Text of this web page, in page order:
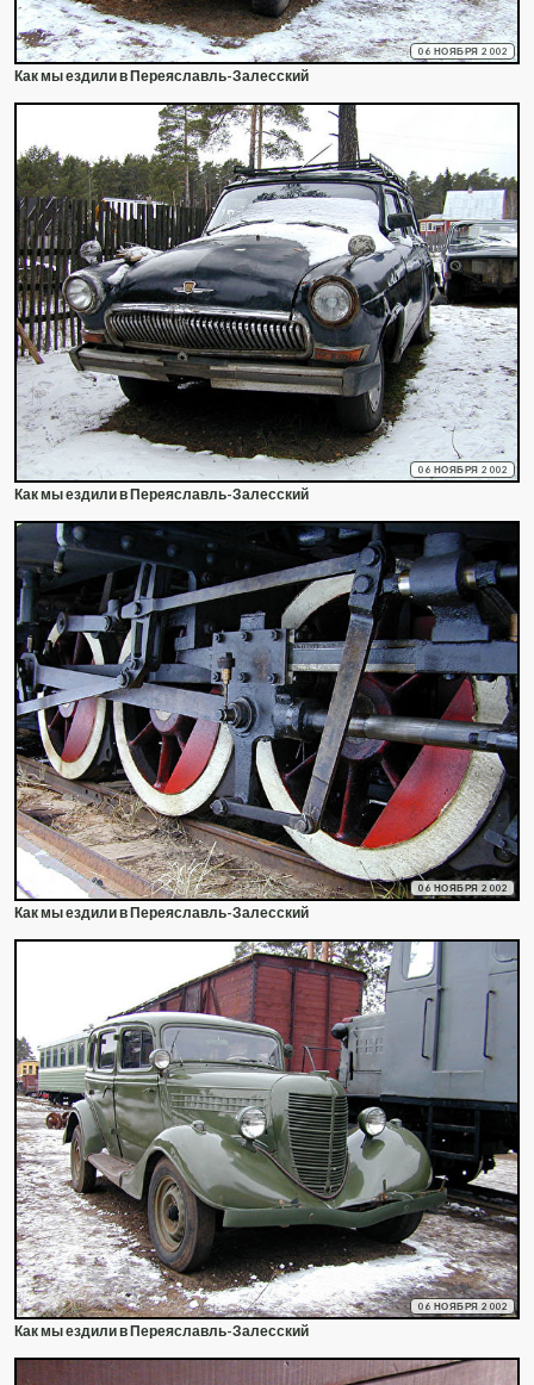
06 НОЯБРЯ 2002
Как мы ездили в Переяславль-Залесский
06 НОЯБРЯ 2002
Как мы ездили в Переяславль-Залесский
06 НОЯБРЯ 2002
Как мы ездили в Переяславль-Залесский
06 НОЯБРЯ 2002
Как мы ездили в Переяславль-Залесский